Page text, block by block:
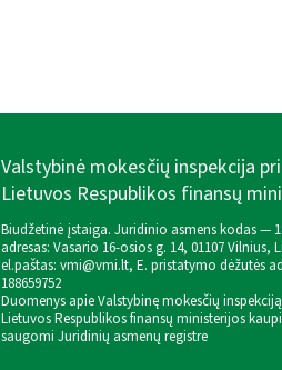
Valstybinė mokesčių inspekcija
Lietuvos Respublikos finansų
Biudžetinė įstaiga. Juridinio asmens kodas —
adresas: Vasario 16-osios g. 14, 01107 Vilnius,
el.paštas: vmi@vmi.lt, E. pristatymo dėžutės
188659752
Duomenys apie Valstybinę mokesčių
Lietuvos Respublikos finansų ministerijos
saugomi Juridinių asmenų registre